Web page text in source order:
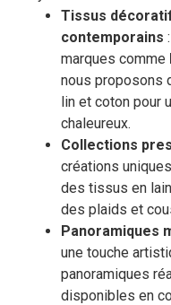
Tissus
contemporains
marques comme
nous proposons
lin et coton pour
chaleureux.
Collections
créations
des tissus en
des plaids et
Panoramiques
une touche
panoramiques
disponibles en